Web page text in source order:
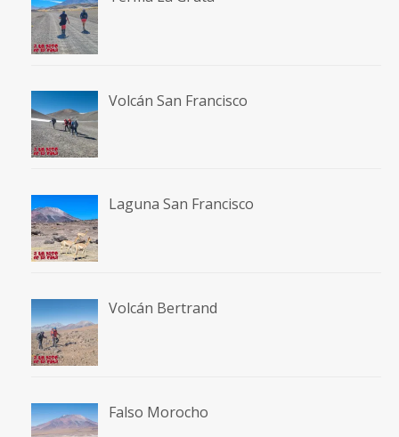
Volcán San Francisco
Laguna San Francisco
Volcán Bertrand
Falso Morocho